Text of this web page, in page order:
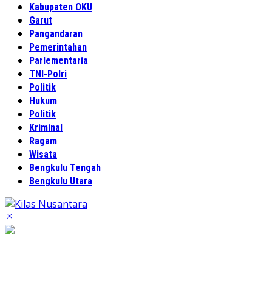
Kabupaten OKU
Garut
Pangandaran
Pemerintahan
Parlementaria
TNI-Polri
Politik
Hukum
Politik
Kriminal
Ragam
Wisata
Bengkulu Tengah
Bengkulu Utara